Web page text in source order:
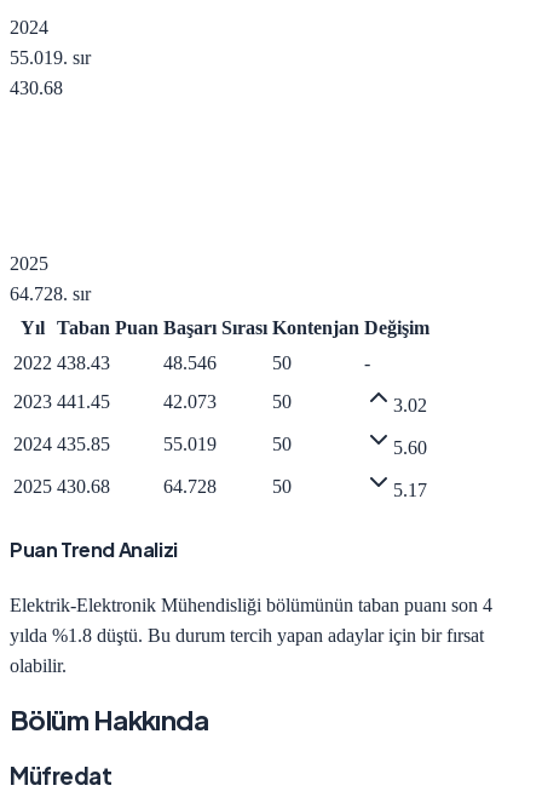
2024
55.019. sır
430.68
2025
64.728. sır
Yıl Taban Puan Başarı Sırası Kontenjan Değişim
2022 438.43 48.546 50
-
2023 441.45 42.073 50
3.02
2024 435.85 55.019 50
5.60
2025 430.68 64.728 50 5.17
Puan Trend Analizi
Elektrik-Elektronik Mühendisliği bölümünün taban puanı son 4
yılda %1.8 düştü. Bu durum tercih yapan adaylar için bir fırsat
olabilir.
Bölüm Hakkında
Müfredat